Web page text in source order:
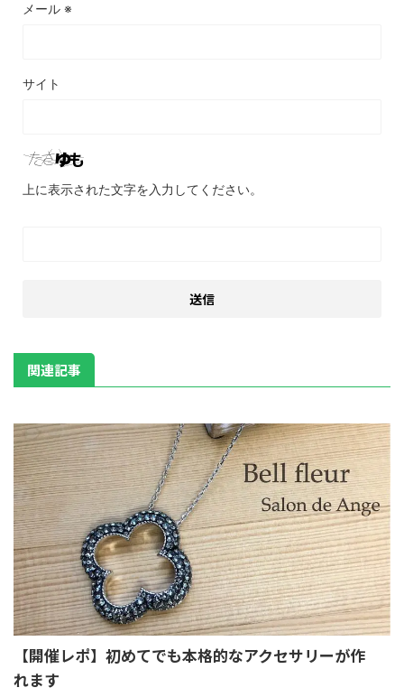
メール ※
サイト
上に表示された文字を入力してください。
関連記事
【開催レポ】初めてでも本格的なアクセサリーが作
れます